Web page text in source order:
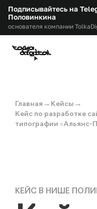
Подписывайтесь на
Половинкина
основателя компании
Главная → Кейсы →
Кейс по разработке
типографии «Альянс-
КЕЙС В НИШЕ